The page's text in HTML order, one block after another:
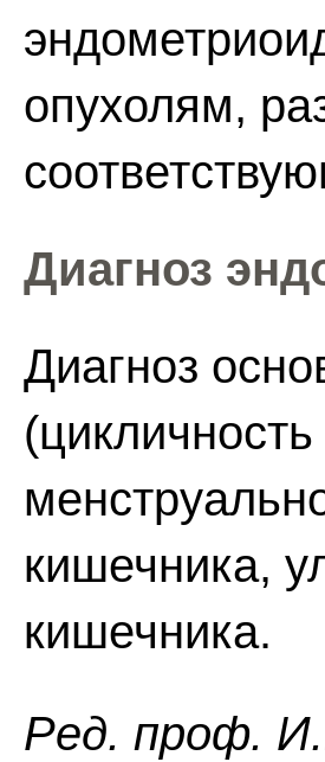
опухолям,
Диагноз
Диагноз
кишечника,
кишечника.
Ред. проф.